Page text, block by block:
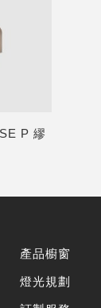
P 繆
產品櫥窗
燈光規劃